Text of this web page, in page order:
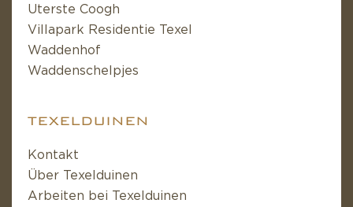
Uterste Coogh
Villapark Residentie Texel
Waddenhof
Waddenschelpjes
TEXELDUINEN
Kontakt
Über Texelduinen
Arbeiten bei Texelduinen